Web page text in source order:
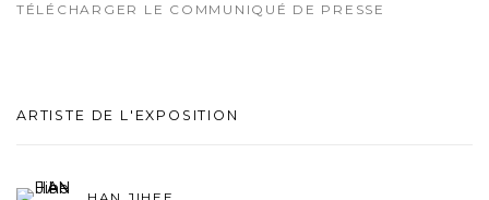
TÉLÉCHARGER LE COMMUNIQUÉ DE PRESSE
ARTISTE DE L'EXPOSITION